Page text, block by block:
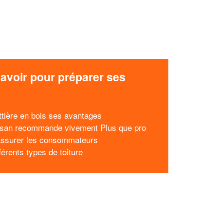
pour préparer ses
en bois ses avantages
recommande vivement Plus que pro
les consommateurs
types de toiture